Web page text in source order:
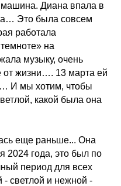
Диана впала в
Это была совсем
работала
на
музыку, очень
от жизни…. 13 марта ей
И мы хотим, чтобы
какой была она
еще раньше... Она
2024 года, это был по
период для всех
- светлой и нежной -